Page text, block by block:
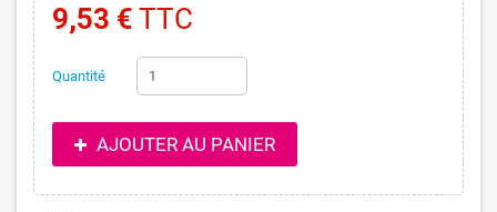
9,53 € TTC
Quantité
AJOUTER AU PANIER